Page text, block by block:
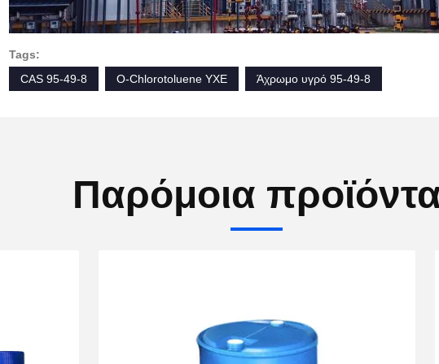
Tags:
CAS 95-49-8
Ο-Chlorotoluene ΥΧΕ Άχρωμο υγρό 95-49-8
Παρόμοια